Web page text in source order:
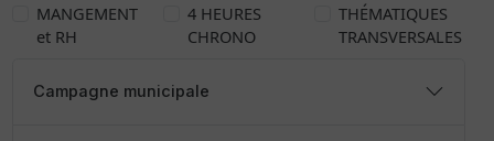
MANGEMENT
et RH
4 HEURES
CHRONO
THÉMATIQUES
TRANSVERSALES
Campagne municipale